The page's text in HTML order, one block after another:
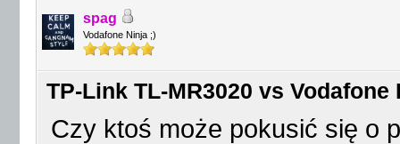
spag
Vodafone Ninja ;)
TP-Link TL-MR3020 vs Vodafone
Czy ktoś może pokusić się o